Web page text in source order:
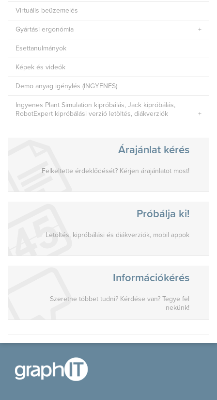
Virtuális beüzemelés
Gyártási ergonómia
Esettanulmányok
Képek és videók
Demo anyag igénylés (INGYENES)
Ingyenes Plant Simulation kipróbálás, Jack kipróbálás,
RobotExpert kipróbálási verzió letöltés, diákverziók
Árajánlat kérés
Felkeltette érdeklődését? Kérjen árajánlatot most!
Próbálja ki!
Letöltés, kipróbálási és diákverziók, mobil appok
Információkérés
Szeretne többet tudni? Kérdése van? Tegye fel
nekünk!